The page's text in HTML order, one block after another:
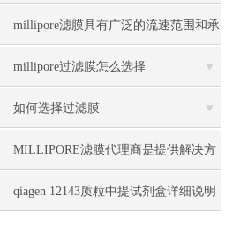
选择
millipore滤膜具有广泛的流速范围和承
载能力
millipore过滤膜怎么选择
如何选择过滤膜
MILLIPORE滤膜代理商是提供解决方
案的合作伙伴
qiagen 12143质粒中提试剂盒详细说明